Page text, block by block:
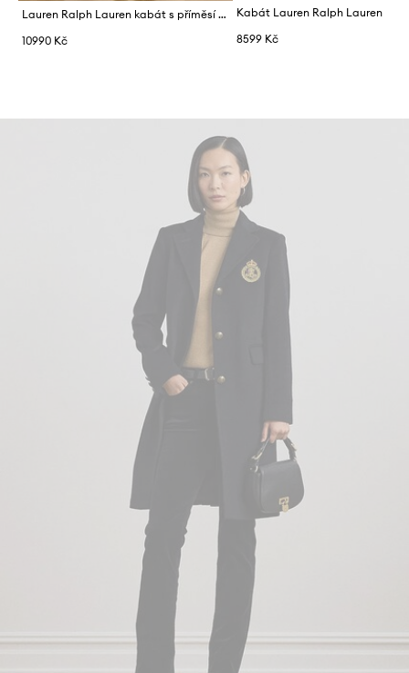
Lauren Ralph Lauren kabát s příměsí vlny
10990 Kč
Kabát Lauren Ralph Lauren
8599 Kč